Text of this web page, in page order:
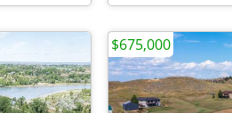
$675,000